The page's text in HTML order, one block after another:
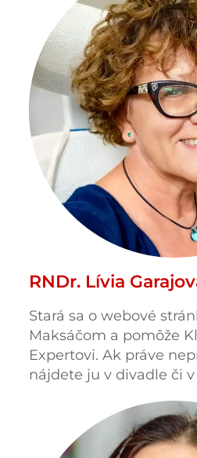
RNDr. Lívia
Stará sa o webové
Maksáčom a pomôže
Expertovi. Ak práve
nájdete ju v divadle či